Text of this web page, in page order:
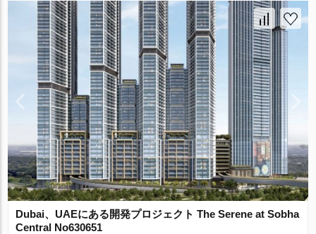
Dubai、UAEにある開発プロジェクト The Serene at Sobha
Central No630651